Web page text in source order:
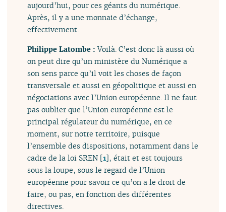
aujourd’hui, pour ces géants du numérique.
Après, il y a une monnaie d’échange,
effectivement.
Philippe Latombe :Voilà. C’est donc là aussi où
on peut dire qu’un ministère du Numérique a
son sens parce qu’il voit les choses de façon
transversale et aussi en géopolitique et aussi en
négociations avec l’Union européenne. Il ne faut
pas oublier que l’Union européenne est le
principal régulateur du numérique, en ce
moment, sur notre territoire, puisque
l’ensemble des dispositions, notamment dans le
cadre de la loi SREN [1], était et est toujours
sous la loupe, sous le regard de l’Union
européenne pour savoir ce qu’on a le droit de
faire, ou pas, en fonction des différentes
directives.